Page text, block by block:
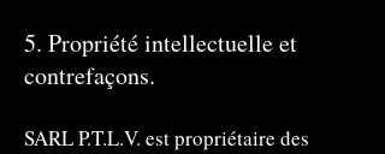
5. Propriété intellectuelle et
contrefaçons.
SARL P.T.L.V. est propriétaire des